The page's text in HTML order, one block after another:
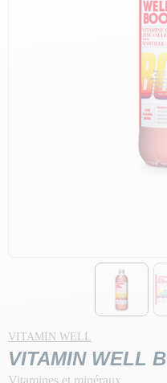
VITAMIN WELL
VITAMIN WELL